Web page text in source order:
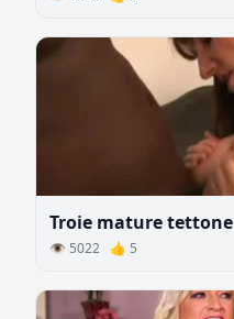
Troie mature tettone
👁 5022 👍 5